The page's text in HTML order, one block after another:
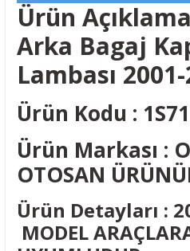
Ürün
Arka Bagaj
Lambası
Ürün Kodu :
Ürün Markası :
OTOSAN
Ürün Detayları :
MODEL